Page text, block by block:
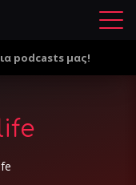
Μ
ο
podcasts μας!